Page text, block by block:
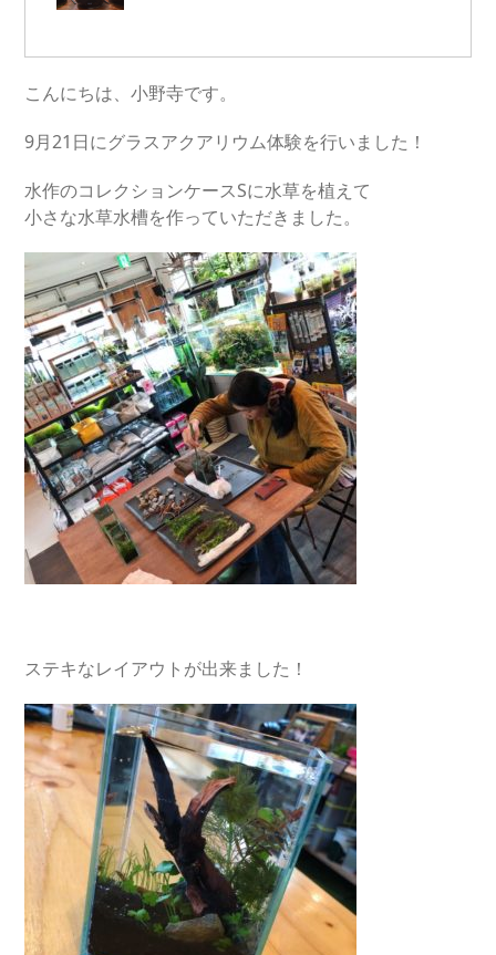
こんにちは、小野寺です。
9月21日にグラスアクアリウム体験を行いました！
水作のコレクションケースSに水草を植えて
小さな水草水槽を作っていただきました。
ステキなレイアウトが出来ました！